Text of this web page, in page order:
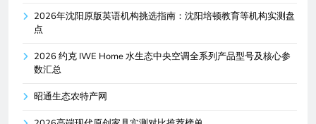
2026年沈阳原版英语机构挑选指南：沈阳培顿教育等机构实测盘
点
2026 约克 IWE Home 水生态中央空调全系列产品型号及核心参
数汇总
昭通生态农特产网